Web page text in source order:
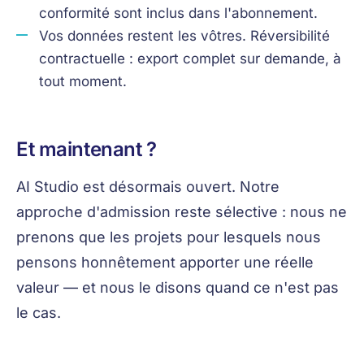
conformité sont inclus dans l'abonnement.
Vos données restent les vôtres. Réversibilité
contractuelle : export complet sur demande, à
tout moment.
Et maintenant ?
AI Studio est désormais ouvert. Notre
approche d'admission reste sélective : nous ne
prenons que les projets pour lesquels nous
pensons honnêtement apporter une réelle
valeur — et nous le disons quand ce n'est pas
le cas.